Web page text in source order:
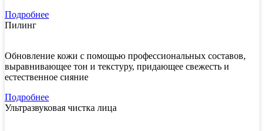
Подробнее
Пилинг
Обновление кожи с помощью профессиональных составов,
выравнивающее тон и текстуру, придающее свежесть и
естественное сияние
Подробнее
Ультразвуковая чистка лица